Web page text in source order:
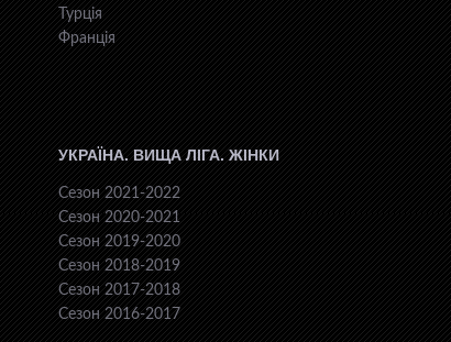
Турція
Франція
УКРАЇНА. ВИЩА ЛІГА. ЖІНКИ
Сезон 2021-2022
Сезон 2020-2021
Сезон 2019-2020
Сезон 2018-2019
Сезон 2017-2018
Сезон 2016-2017